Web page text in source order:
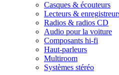
Casques & écouteurs
Lecteurs &
Radios & radios CD
Audio pour la voiture
Composants hi-fi
Haut-parleurs
Multiroom
Systèmes stéréo